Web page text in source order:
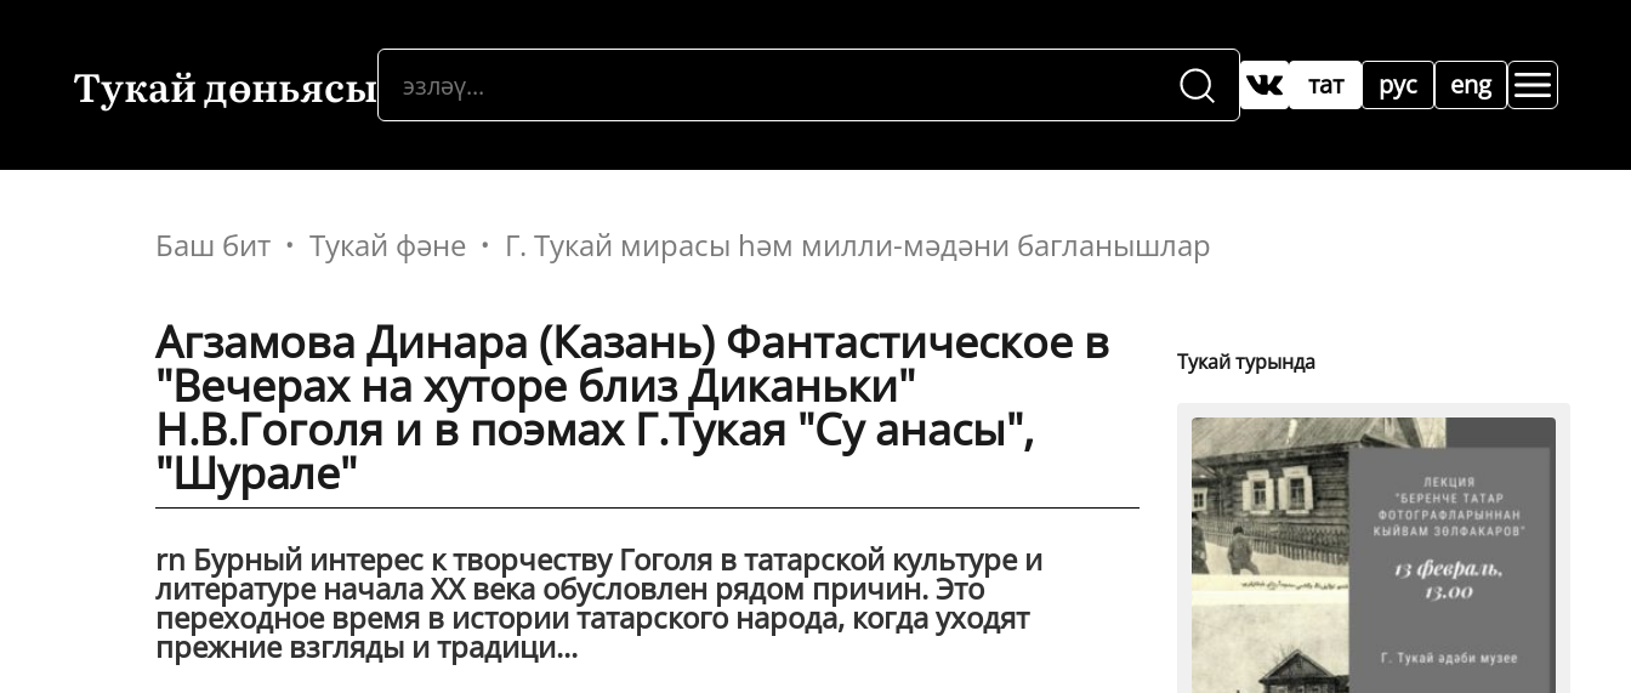
Тукай дөньясы рус
тат eng
Баш бит Тукай фәне Г. Тукай мирасы һәм милли-мәдәни багланышлар
Агзамова Динара (Казань) Фантастическое в
"Вечерах на хуторе близ Диканьки"
Н.В.Гоголя и в поэмах Г.Тукая "Су анасы",
"Шурале"
rn Бурный интерес к творчеству Гоголя в татарской культуре и
литературе начала XX века обусловлен рядом причин. Это
переходное время в истории татарского народа, когда уходят
прежние взгляды и традици...
Тукай турында